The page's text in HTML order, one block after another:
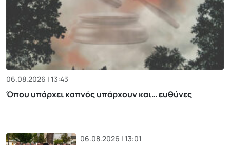
06.08.2026 | 13:43
Όπου υπάρχει καπνός υπάρχουν και… ευθύνες
06.08.2026 | 13:01